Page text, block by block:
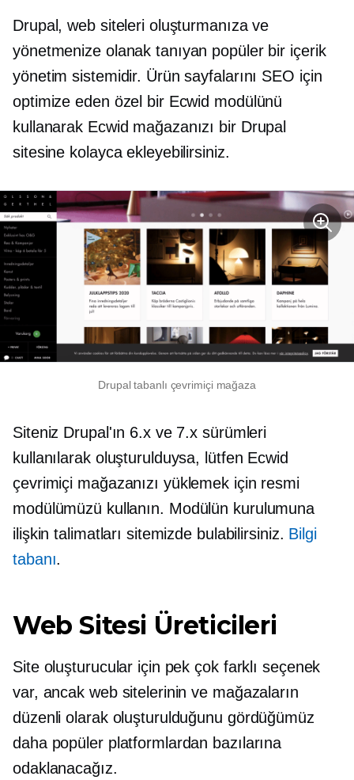
Drupal, web siteleri oluşturmanıza ve
yönetmenize olanak tanıyan popüler bir içerik
yönetim sistemidir. Ürün sayfalarını SEO için
optimize eden özel bir Ecwid modülünü
kullanarak Ecwid mağazanızı bir Drupal
sitesine kolayca ekleyebilirsiniz.
Drupal tabanlı çevrimiçi mağaza
Siteniz Drupal'ın 6.x ve 7.x sürümleri
kullanılarak oluşturulduysa, lütfen Ecwid
çevrimiçi mağazanızı yüklemek için resmi
modülümüzü kullanın. Modülün kurulumuna
ilişkin talimatları sitemizde bulabilirsiniz. Bilgi
tabanı.
Web Sitesi Üreticileri
Site oluşturucular için pek çok farklı seçenek
var, ancak web sitelerinin ve mağazaların
düzenli olarak oluşturulduğunu gördüğümüz
daha popüler platformlardan bazılarına
odaklanacağız.